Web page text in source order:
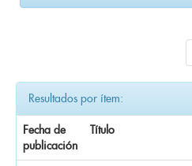
Resultados por ítem:
Fecha de
publicación
Título